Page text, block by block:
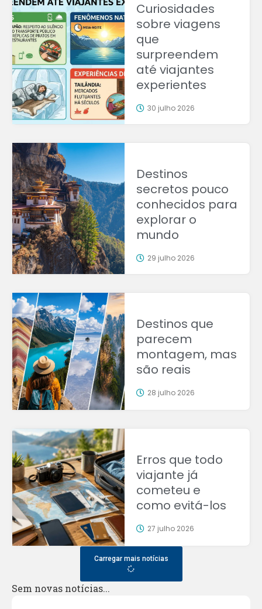
Curiosidades
sobre viagens
que
surpreendem
até viajantes
experientes
30 julho 2026
Destinos
secretos pouco
conhecidos para
explorar o
mundo
29 julho 2026
Destinos que
parecem
montagem, mas
são reais
28 julho 2026
Erros que todo
viajante já
cometeu e
como evitá-los
27 julho 2026
Carregar mais notícias
Sem novas notícias...